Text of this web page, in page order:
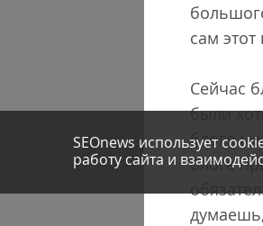
сам
Сейчас
были
блоге
блоге
SEOnews использует
работу сайта и